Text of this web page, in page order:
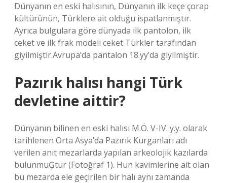
Dünyanın en eski halısının, Dünyanın ilk keçe çorap
kültürünün, Türklere ait olduğu ispatlanmıştır.
Ayrıca bulgulara göre dünyada ilk pantolon, ilk
ceket ve ilk frak modeli ceket Türkler tarafından
giyilmiştir.Avrupa’da pantalon 18.yy’da giyilmiştir.
Pazırık halısı hangi Türk
devletine aittir?
Dünyanın bilinen en eski halısı M.Ö. V-IV. y.y. olarak
tarihlenen Orta Asya’da Pazırık Kurganları adı
verilen anıt mezarlarda yapılan arkeolojik kazılarda
bulunmuĢtur (Fotoğraf 1). Hun kavimlerine ait olan
bu mezarda ele geçirilen bir halı aynı zamanda